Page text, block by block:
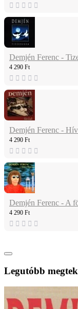
Demjén Ferenc -
4 290 Ft
Demjén Ferenc -
4 290 Ft
Demjén Ferenc - A
4 290 Ft
Legutóbb